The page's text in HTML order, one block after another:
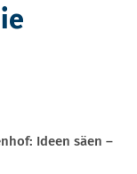
Ideen säen –